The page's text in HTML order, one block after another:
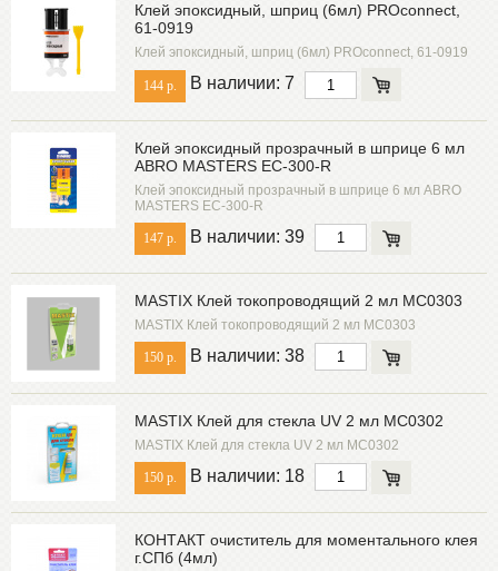
Клей эпоксидный, шприц (6мл) PROconnect,
61-0919
Клей эпоксидный, шприц (6мл) PROconnect, 61-0919
144 р. В наличии: 7
Клей эпоксидный прозрачный в шприце 6 мл
ABRO MASTERS EC-300-R
Клей эпоксидный прозрачный в шприце 6 мл ABRO
MASTERS EC-300-R
147 р. В наличии: 39
MASTIX Клей токопроводящий 2 мл MC0303
MASTIX Клей токопроводящий 2 мл MC0303
150 р. В наличии: 38
MASTIX Клей для стекла UV 2 мл MC0302
MASTIX Клей для стекла UV 2 мл MC0302
150 р. В наличии: 18
КОНТАКТ очиститель для моментального клея
г.СПб (4мл)